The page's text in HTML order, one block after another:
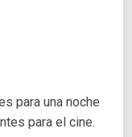
para una noche
para el cine.